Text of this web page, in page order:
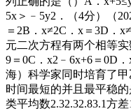
5x＞﹣5y2．（4分）（
＝2B．x≠2C．x＝3D．
元二次方程有两个相等
9＝0C．x2﹣6x+6＝0D
海）科学家同时培育了
时间最短的并且最平稳
类平均数2.32.32.83.1方